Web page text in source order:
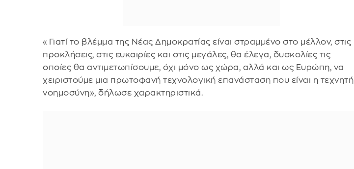
«Γιατί το βλέμμα της Νέας Δημοκρατίας είναι στραμμένο στο μέλλον, στις
προκλήσεις, στις ευκαιρίες και στις μεγάλες, θα έλεγα, δυσκολίες τις
οποίες θα αντιμετωπίσουμε, όχι μόνο ως χώρα, αλλά και ως Ευρώπη, να
χειριστούμε μια πρωτοφανή τεχνολογική επανάσταση που είναι η τεχνητή
νοημοσύνη», δήλωσε χαρακτηριστικά.